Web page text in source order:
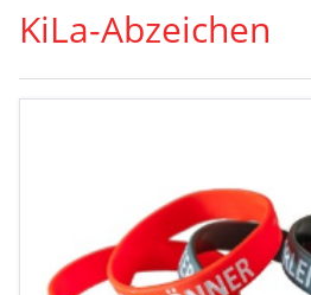
KiLa-Abzeichen